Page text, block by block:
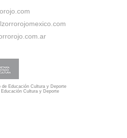
Educación Cultura y Deporte
Cultura y Deporte